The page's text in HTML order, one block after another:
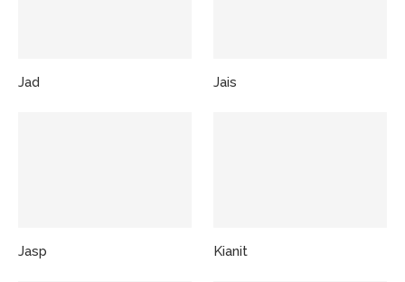
Jad Jais
Jasp Kianit